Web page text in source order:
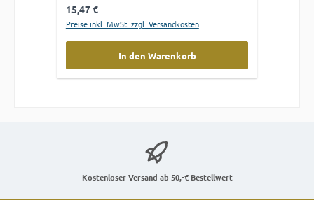
Regulärer Preis:
15,47 €
Preise inkl. MwSt. zzgl. Versandkosten
In den Warenkorb
Kostenloser Versand ab 50,-€ Bestellwert